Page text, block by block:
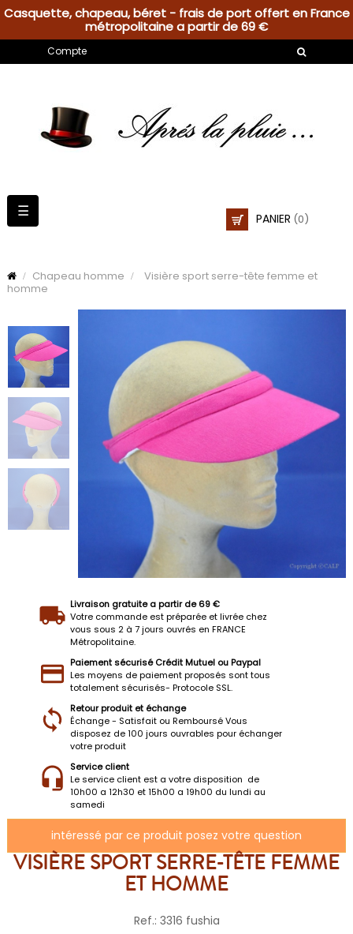
Casquette, chapeau, béret - frais de port offert en France
métropolitaine a partir de 69 €
Compte
PANIER (0)
Basculer
la
☰
Chapeau homme
Visière sport serre-tête femme et
homme
Livraison gratuite a partir de 69 €
Votre commande est préparée et livrée chez
vous sous 2 à 7 jours ouvrés en FRANCE
Métropolitaine.
Paiement sécurisé Crédit Mutuel ou Paypal
Les moyens de paiement proposés sont tous
totalement sécurisés- Protocole SSL.
Retour produit et échange
Échange - Satisfait ou Remboursé Vous
disposez de 100 jours ouvrables pour échanger
votre produit
Service client
Le service client est a votre disposition de
10h00 a 12h30 et 15h00 a 19h00 du lundi au
samedi
intéressé par ce produit posez votre question
VISIÈRE SPORT SERRE-TÊTE FEMME
ET HOMME
Ref.: 3316 fushia